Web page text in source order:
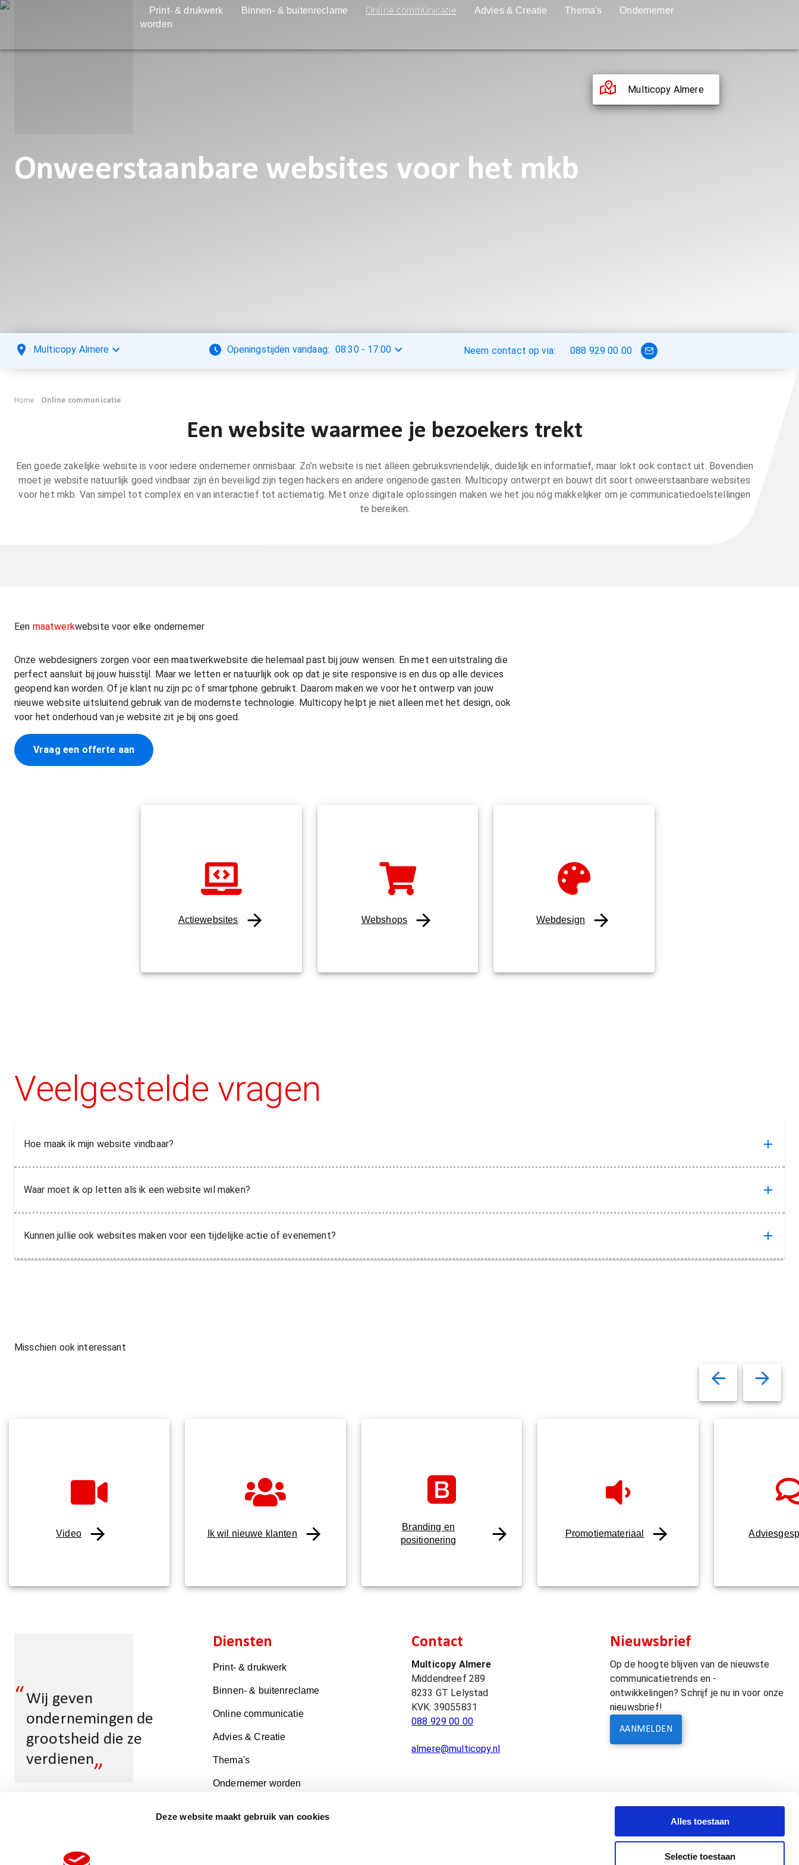
Deze website maakt gebruik van cookies Alles toestaan
Selectie toestaan
Print- & drukwerk Binnen- & buitenreclame Online communicatie Advies & Creatie Thema's
Ondernemer
worden
Multicopy Almere
Onweerstaanbare websites voor het mkb
Multicopy Almere Openingstijden vandaag: 08:30- 17:00 Neem contact op via: 088 929 00 00
Home Online communicatie
Een website waarmee je bezoekers trekt
Een goede zakelijke website is voor iedere ondernemer onmisbaar. Zo’n website is niet alleen gebruiksvriendelijk, duidelijk en informatief, maar lokt ook contact uit. Bovendien
moet je website natuurlijk goed vindbaar zijn én beveiligd zijn tegen hackers en andere ongenode gasten. Multicopy ontwerpt en bouwt dit soort onweerstaanbare websites
voor het mkb. Van simpel tot complex en van interactief tot actiematig. Met onze digitale oplossingen maken we het jou nóg makkelijker om je communicatiedoelstellingen
te bereiken.
Een maatwerkwebsite voor elke ondernemer
Onze webdesigners zorgen voor een maatwerkwebsite die helemaal past bij jouw wensen. En met een uitstraling die
perfect aansluit bij jouw huisstijl. Maar we letten er natuurlijk ook op dat je site responsive is en dus op alle devices
geopend kan worden. Of je klant nu zijn pc of smartphone gebruikt. Daarom maken we voor het ontwerp van jouw
nieuwe website uitsluitend gebruik van de modernste technologie. Multicopy helpt je niet alleen met het design, ook
voor het onderhoud van je website zit je bij ons goed.
Vraag een offerte aan
Actiewebsites Webshops Webdesign
Veelgestelde vragen
Hoe maak ik mijn website vindbaar?
Waar moet ik op letten als ik een website wil maken?
Kunnen jullie ook websites maken voor een tijdelijke actie of evenement?
Misschien ook interessant
Video Ik wil nieuwe klanten
Branding en
positionering
Promotiemateriaal
“ Wij geven
ondernemingen de
grootsheid die ze
verdienen„
Diensten
Print- & drukwerk
Binnen- & buitenreclame
Online communicatie
Advies & Creatie
Thema's
Ondernemer worden
Contact
Multicopy Almere
Middendreef 289
8233 GT Lelystad
KVK: 39055831
088 929 00 00
almere@multicopy.nl
Nieuwsbrief
Op de hoogte blijven van de nieuwste
communicatietrends en -
ontwikkelingen? Schrijf je nu in voor onze
nieuwsbrief!
AANMELDEN